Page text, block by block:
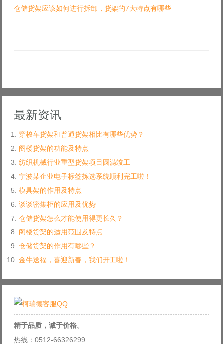
仓储货架应该如何进行拆卸，货架的7大特点有哪些
最新资讯
穿梭车货架和普通货架相比有哪些优势？
阁楼货架的功能及特点
纺织机械行业重型货架项目圆满竣工
宁波某企业电子标签拣选系统顺利完工啦！
模具架的作用及特点
谈谈密集柜的应用及优势
仓储货架怎么才能使用得更长久？
阁楼货架的适用范围及特点
仓储货架的作用有哪些？
金牛送福，喜迎新春，我们开工啦！
精于品质，诚于价格。
热线：0512-66326299